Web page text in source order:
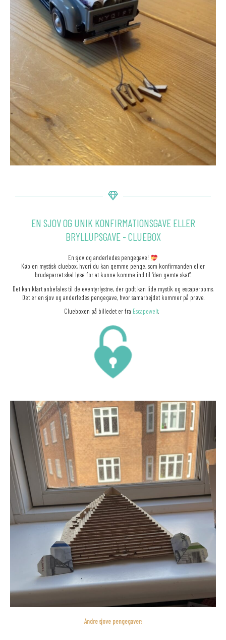
EN SJOV OG UNIK KONFIRMATIONSGAVE ELLER
BRYLLUPSGAVE - CLUEBOX
En sjov og anderledes pengegave!
Køb en mystisk cluebox, hvori du kan gemme penge, som konfirmanden eller
brudeparret skal løse for at kunne komme ind til “den gemte skat”.
Det kan klart anbefales til de eventyrlystne, der godt kan lide mystik og escaperooms.
Det er en sjov og anderledes pengegave, hvor samarbejdet kommer på prøve.
Clueboxen på billedet er fra Escapewelt.
Andre sjove pengegaver: